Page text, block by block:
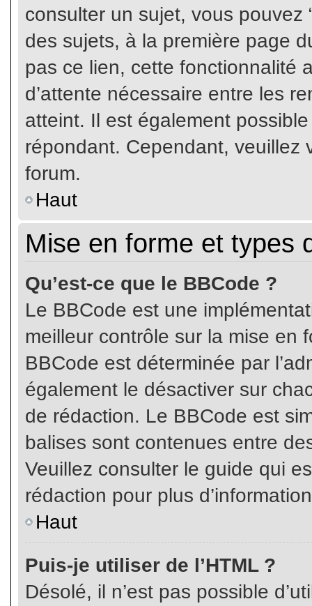
consulter un sujet, vous pouvez
des sujets, à la première page
pas ce lien, cette fonctionnalité
d’attente nécessaire entre les
atteint. Il est également
répondant. Cependant, veuillez
forum.
Haut
Mise en forme et types
Qu’est-ce que le BBCode ?
Le BBCode est une
meilleur contrôle sur la mise en
BBCode est déterminée par
également le désactiver sur
de rédaction. Le BBCode est
balises sont contenues entre
Veuillez consulter le guide qui
rédaction pour plus
Haut
Puis-je utiliser de l’HTML ?
Désolé, il n’est pas possible